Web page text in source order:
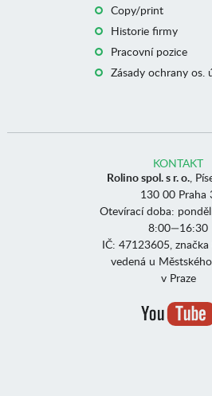
Copy/print
Historie firmy
Pracovní pozice
Zásady ochrany os.
KONTAKT
Rolino spol. s r. o.,
130 00 Praha
Otevírací doba:
8:00—16:30
IČ: 47123605,
vedená u
v Praze